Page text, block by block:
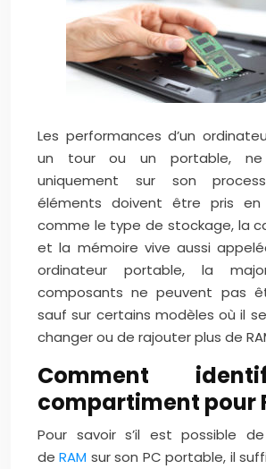
Les performances d’un
un tour ou un portable, ne
uniquement sur son
éléments doivent être pris en
comme le type de stockage, la
et la mémoire vive aussi
ordinateur portable, la
composants ne peuvent pas
sauf sur certains modèles où il
changer ou de rajouter plus de
Comment
compartiment pour
Pour savoir s’il est possible
deRAM sur son PC portable, il